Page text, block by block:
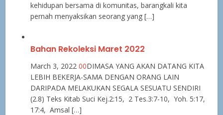
kehidupan bersama di komunitas, barangkali kita
pernah menyaksikan seorang yang […]
Bahan Rekoleksi Maret 2022
March 3, 202200DIMASA YANG AKAN DATANG KITA
LEBIH BEKERJA-SAMA DENGAN ORANG LAIN
DARIPADA MELAKUKAN SEGALA SESUATU SENDIRI
(2.8) Teks Kitab Suci Kej.2:15, 2 Tes.3:7-10, Yoh. 5:17,
17:4, Amsal […]